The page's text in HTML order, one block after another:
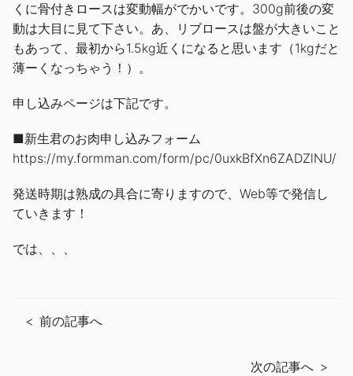
くに骨付きロースは変動幅がでかいです。300g前後の変
動は大目に見て下さい。あ、リブロースは盤が大きいこと
もあって、最初から1.5kg近くになると思います（1kgだと
薄ーくなっちゃう！）。
申し込みページは下記です。
■新生君のお肉申し込みフォーム
https://my.formman.com/form/pc/0uxkBfXn6ZADZlNU/
発送時期は熟成の具合に寄りますので、Web等で発信し
ていきます！
では、、、
前の記事へ
次の記事へ